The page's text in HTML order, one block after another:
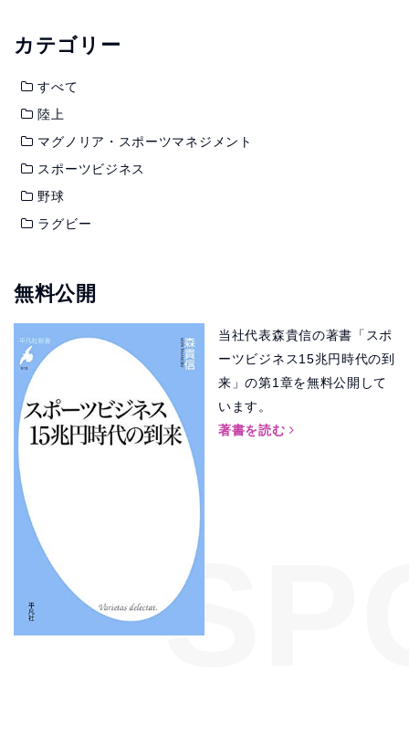
カテゴリー
すべて
陸上
マグノリア・スポーツマネジメント
スポーツビジネス
野球
ラグビー
無料公開
当社代表森貴信の著書「スポ
ーツビジネス15兆円時代の到
来」の第1章を無料公開して
います。
著書を読む